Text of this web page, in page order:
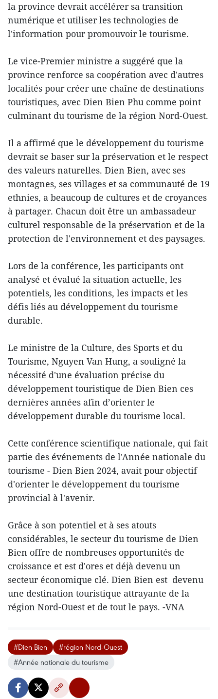
la province devrait accélérer sa transition
numérique et utiliser les technologies de
l'information pour promouvoir le tourisme.
Le vice-Premier ministre a suggéré que la
province renforce sa coopération avec d'autres
localités pour créer une chaîne de destinations
touristiques, avec Dien Bien Phu comme point
culminant du tourisme de la région Nord-Ouest.
Il a affirmé que le développement du tourisme
devrait se baser sur la préservation et le respect
des valeurs naturelles. Dien Bien, avec ses
montagnes, ses villages et sa communauté de 19
ethnies, a beaucoup de cultures et de croyances
à partager. Chacun doit être un ambassadeur
culturel responsable de la préservation et de la
protection de l'environnement et des paysages.
Lors de la conférence, les participants ont
analysé et évalué la situation actuelle, les
potentiels, les conditions, les impacts et les
défis liés au développement du tourisme
durable.
Le ministre de la Culture, des Sports et du
Tourisme, Nguyen Van Hung, a souligné la
nécessité d'une évaluation précise du
développement touristique de Dien Bien ces
dernières années afin d’orienter le
développement durable du tourisme local.
Cette conférence scientifique nationale, qui fait
partie des événements de l'Année nationale du
tourisme - Dien Bien 2024, avait pour objectif
d'orienter le développement du tourisme
provincial à l'avenir.
Grâce à son potentiel et à ses atouts
considérables, le secteur du tourisme de Dien
Bien offre de nombreuses opportunités de
croissance et est d'ores et déjà devenu un
secteur économique clé. Dien Bien est devenu
une destination touristique attrayante de la
région Nord-Ouest et de tout le pays. -VNA
#Dien Bien
#région Nord-Ouest
#Année nationale du tourisme